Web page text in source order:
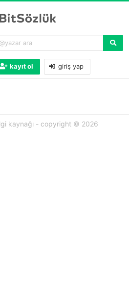
kayıt ol giriş yap
kaynağı - copyright © 2026